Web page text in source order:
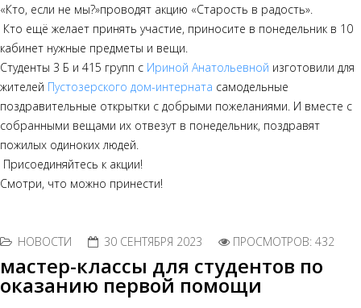
«Кто, если не мы?»проводят акцию «Старость в радость».
Кто ещё желает принять участие, приносите в понедельник в 10
кабинет нужные предметы и вещи.
Студенты 3 Б и 415 групп с Ириной Анатольевной изготовили для
жителей Пустозерского дом-интерната самодельные
поздравительные открытки с добрыми пожеланиями. И вместе с
собранными вещами их отвезут в понедельник, поздравят
пожилых одиноких людей.
Присоединяйтесь к акции!
Смотри, что можно принести!
НОВОСТИ 30 СЕНТЯБРЯ 2023 ПРОСМОТРОВ: 432
мастер-классы для студентов по
оказанию первой помощи